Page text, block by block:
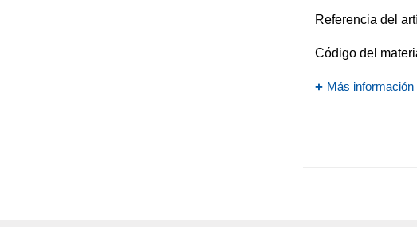
Referencia del
Código del
Más información